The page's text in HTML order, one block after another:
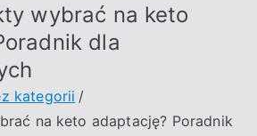
wybrać na keto
dla
kategorii
na keto adaptację? Poradnik